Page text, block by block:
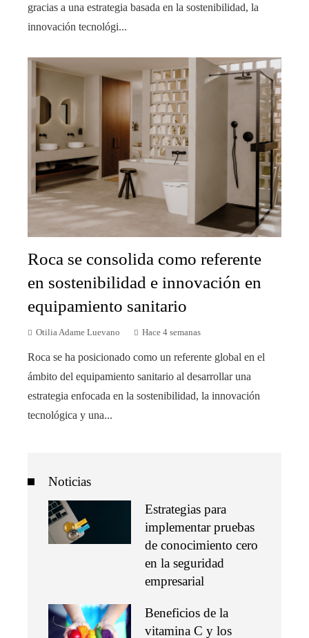
gracias a una estrategia basada en la sostenibilidad, la
innovación tecnológi...
Roca se consolida como referente
en sostenibilidad e innovación en
equipamiento sanitario
Otilia Adame Luevano Hace 4 semanas
Roca se ha posicionado como un referente global en el
ámbito del equipamiento sanitario al desarrollar una
estrategia enfocada en la sostenibilidad, la innovación
tecnológica y una...
Noticias
Estrategias para
implementar pruebas
de conocimiento cero
en la seguridad
empresarial
Beneficios de la
vitamina C y los